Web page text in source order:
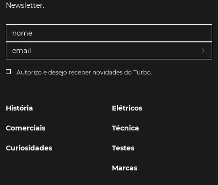
Newsletter.
Autorizo e desejo receber novidades do Turbo.
História
Comerciais
Curiosidades
Elétricos
Técnica
Testes
Marcas